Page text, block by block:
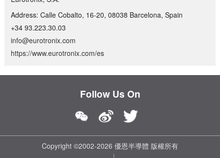
Address: Calle Cobalto, 16-20, 08038 Barcelona, Spain
+34 93.223.30.03
info@eurotronix.com
https://www.eurotronix.com/es
Follow Us On
Copyright ©2002-2026 優恩半導體 版權所有